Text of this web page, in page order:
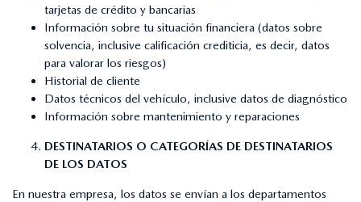
tarjetas de crédito y bancarias
Información sobre tu situación financiera (datos sobre
solvencia, inclusive calificación crediticia, es decir, datos
para valorar los riesgos)
Historial de cliente
Datos técnicos del vehículo, inclusive datos de diagnóstico
Información sobre mantenimiento y reparaciones
DESTINATARIOS O CATEGORÍAS DE DESTINATARIOS
DE LOS DATOS
En nuestra empresa, los datos se envían a los departamentos